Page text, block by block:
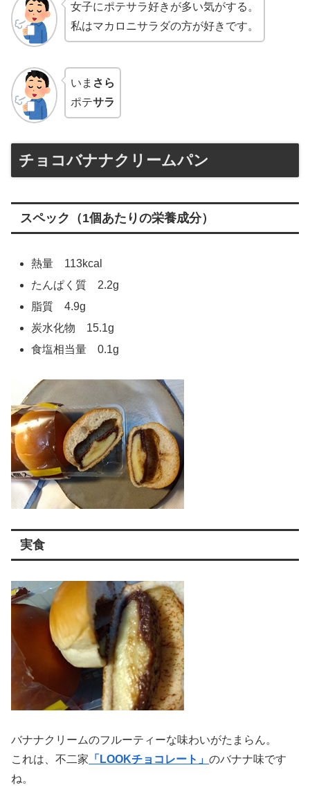
女子にポテサラ好きが多い気がする。
私はマカロニサラダの方が好きです。
いま さら
ポテサラ
チョコバナナクリームパン
スペック（1個あたりの栄養成分）
熱量 113kcal
たんぱく質 2.2g
脂質 4.9g
炭水化物 15.1g
食塩相当量 0.1g
実食
バナナクリームのフルーティーな味わいがたまらん。
これは、不二家 「LOOKチョコレート」 のバナナ味です
ね。